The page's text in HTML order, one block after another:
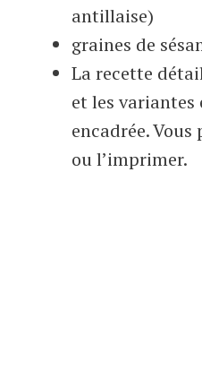
antillaise)
graines de
La recette
et les variantes
encadrée.
ou l’imprimer.